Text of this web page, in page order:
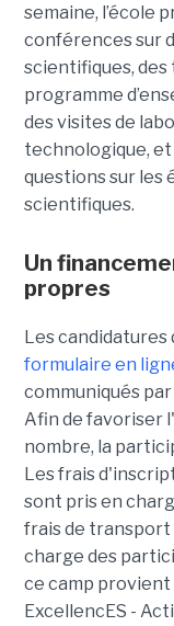
semaine, l’école
conférences sur
scientifiques, des
programme
des visites de
technologique,
questions sur les
scientifiques.
Un
propres
Les
formulaire en
communiqués
Afin de favoriser
nombre, la
Les frais
sont pris en
frais de transport
charge des
ce camp provient
ExcellencES -